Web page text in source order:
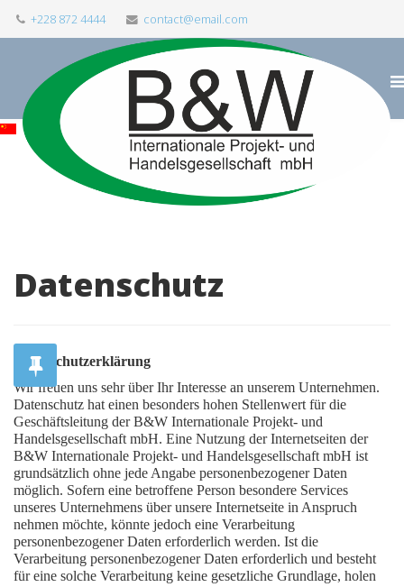
+228 872 4444 contact@email.com
Datenschutz
Datenschutzerklärung
Wir freuen uns sehr über Ihr Interesse an unserem Unternehmen.
Datenschutz hat einen besonders hohen Stellenwert für die
Geschäftsleitung der B&W Internationale Projekt- und
Handelsgesellschaft mbH. Eine Nutzung der Internetseiten der
B&W Internationale Projekt- und Handelsgesellschaft mbH ist
grundsätzlich ohne jede Angabe personenbezogener Daten
möglich. Sofern eine betroffene Person besondere Services
unseres Unternehmens über unsere Internetseite in Anspruch
nehmen möchte, könnte jedoch eine Verarbeitung
personenbezogener Daten erforderlich werden. Ist die
Verarbeitung personenbezogener Daten erforderlich und besteht
für eine solche Verarbeitung keine gesetzliche Grundlage, holen